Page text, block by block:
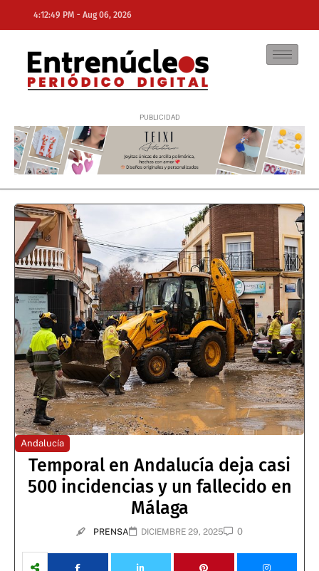
4:12:49 PM - Aug 06, 2026
NE
Andalucía
Temporal en Andalucía deja casi
500 incidencias y un fallecido en
Málaga
PRENSA DICIEMBRE 29, 2025 0